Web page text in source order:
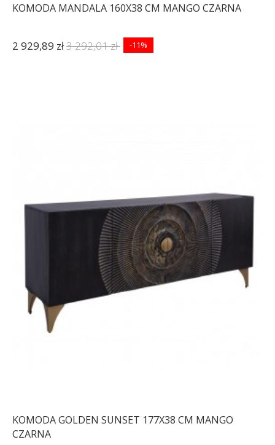
KOMODA MANDALA 160X38 CM MANGO CZARNA
2 929,89 zł3 292,01 zł -11%
KOMODA GOLDEN SUNSET 177X38 CM MANGO
CZARNA